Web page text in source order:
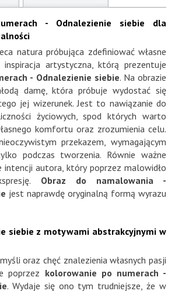
- Odnalezienie siebie dla
natura próbująca zdefiniować własne
artystyczna, którą prezentuje
- Odnalezienie siebie. Na obrazie
damę, która próbuje wydostać się
jej wizerunek. Jest to nawiązanie do
życiowych, spod których warto
komfortu oraz zrozumienia celu.
przekazem, wymagającym
podczas tworzenia. Równie ważne
intencji autora, który poprzez malowidło
Obraz do namalowania -
jest naprawdę oryginalną formą wyrazu
siebie z motywami abstrakcyjnymi w
oraz chęć znalezienia własnych pasji
poprzez kolorowanie po numerach -
. Wydaje się ono tym trudniejsze, że w